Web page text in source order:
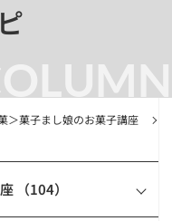
＞菓子まし娘のお菓子講座
（104）